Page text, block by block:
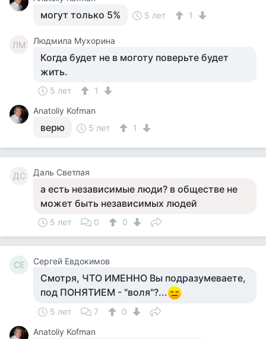
могут только 5% 5 лет 1
ЛМ Людмила Мухорина
Когда будет не в моготу поверьте будет
жить.
5 лет
1
Anatoliy Kofman
верю 5 лет 1
ДС Даль Светлая
а есть независимые люди? в обществе не
может быть независимых людей
5 лет 0 0
СЕ Сергей Евдокимов
Смотря, ЧТО ИМЕННО Вы подразумеваете,
под ПОНЯТИЕМ - "воля"?...
5 лет 7
0
Anatoliy Kofman